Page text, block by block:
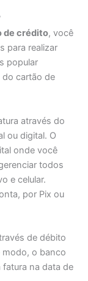
de crédito, você
para realizar
popular
do cartão de
através do
ou digital. O
onde você
todos
e celular.
por Pix ou
de débito
modo, o banco
na data de